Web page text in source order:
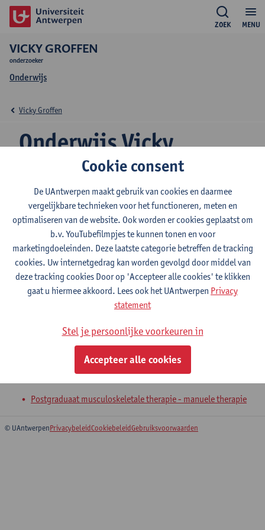
MENU
ZOEK
VICKY GROFFEN
onderzoeker
Onderwijs
Onderwijs Vicky
Groffen
Vicky Groffen
2026-2027 2025-2026 2024-2025
Manuele therapie bovenste kwadrant
Postgraduaat musculoskeletale therapie - manuele therapie
Postgraduaat musculoskeletale therapie - manuele therapie
Postgraduaat musculoskeletale therapie - manuele therapie
© UAntwerpenPrivacybeleidCookiebeleidGebruiksvoorwaarden
Cookie consent
De UAntwerpen maakt gebruik van cookies en daarmee
vergelijkbare technieken voor het functioneren, meten en
optimaliseren van de website. Ook worden er cookies geplaatst om
b.v. YouTubefilmpjes te kunnen tonen en voor
marketingdoeleinden. Deze laatste categorie betreffen de tracking
cookies. Uw internetgedrag kan worden gevolgd door middel van
deze tracking cookies Door op 'Accepteer alle cookies' te klikken
gaat u hiermee akkoord. Lees ook het UAntwerpen Privacy
statement
Stel je persoonlijke voorkeuren in
Accepteer alle cookies